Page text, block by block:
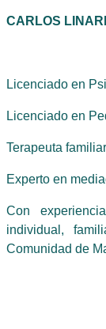
CARLOS
Licenciado en
Licenciado en
Terapeuta
Experto en
Con
individual,
Comunidad de